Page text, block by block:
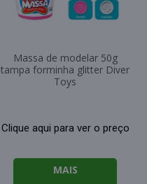
Massa de modelar 50g
tampa forminha glitter Diver
Toys
Clique aqui para ver o preço
MAIS